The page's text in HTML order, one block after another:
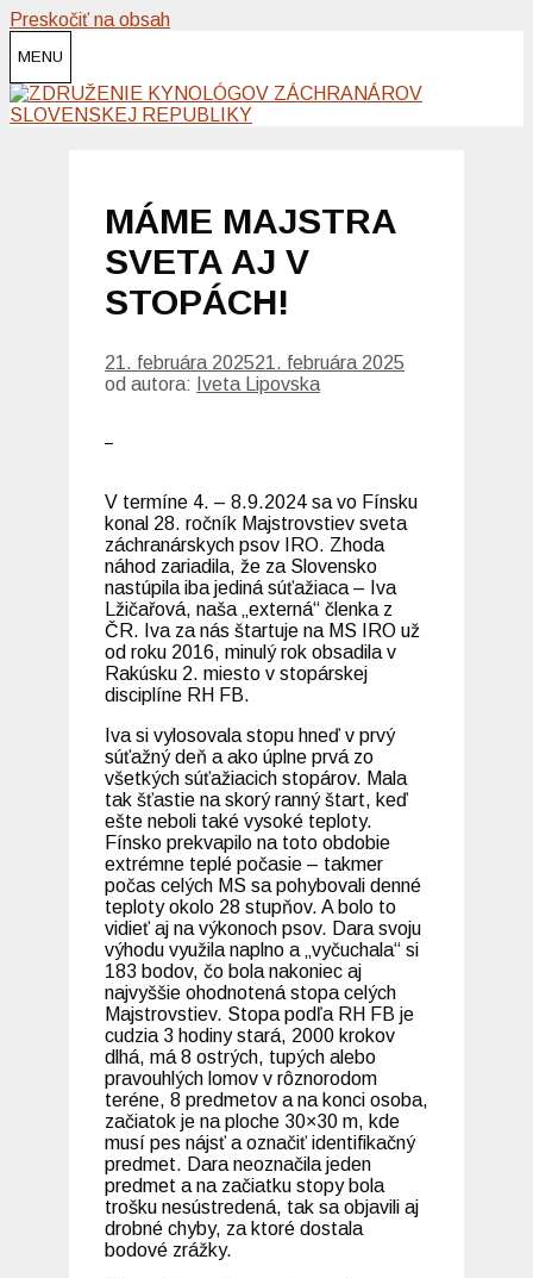
Preskočiť na obsah
MENU
MÁME MAJSTRA
SVETA AJ V
STOPÁCH!
21. februára 202521. februára 2025
od autora: Iveta Lipovska
V termíne 4. – 8.9.2024 sa vo Fínsku
konal 28. ročník Majstrovstiev sveta
záchranárskych psov IRO. Zhoda
náhod zariadila, že za Slovensko
nastúpila iba jediná súťažiaca – Iva
Lžičařová, naša „externá“ členka z
ČR. Iva za nás štartuje na MS IRO už
od roku 2016, minulý rok obsadila v
Rakúsku 2. miesto v stopárskej
disciplíne RH FB.
Iva si vylosovala stopu hneď v prvý
súťažný deň a ako úplne prvá zo
všetkých súťažiacich stopárov. Mala
tak šťastie na skorý ranný štart, keď
ešte neboli také vysoké teploty.
Fínsko prekvapilo na toto obdobie
extrémne teplé počasie – takmer
počas celých MS sa pohybovali denné
teploty okolo 28 stupňov. A bolo to
vidieť aj na výkonoch psov. Dara svoju
výhodu využila naplno a „vyčuchala“ si
183 bodov, čo bola nakoniec aj
najvyššie ohodnotená stopa celých
Majstrovstiev. Stopa podľa RH FB je
cudzia 3 hodiny stará, 2000 krokov
dlhá, má 8 ostrých, tupých alebo
pravouhlých lomov v rôznorodom
teréne, 8 predmetov a na konci osoba,
začiatok je na ploche 30×30 m, kde
musí pes nájsť a označiť identifikačný
predmet. Dara neoznačila jeden
predmet a na začiatku stopy bola
trošku nesústredená, tak sa objavili aj
drobné chyby, za ktoré dostala
bodové zrážky.